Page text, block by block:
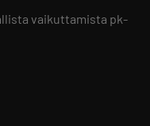
vaikuttamista pk-